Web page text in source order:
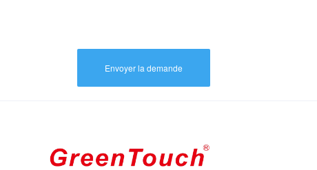
Envoyer la demande